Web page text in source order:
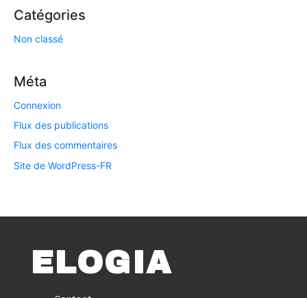
Catégories
Non classé
Méta
Connexion
Flux des publications
Flux des commentaires
Site de WordPress-FR
ELOGIA